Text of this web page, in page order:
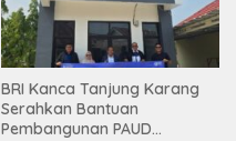
BRI Kanca Tanjung Karang
Serahkan Bantuan
Pembangunan PAUD